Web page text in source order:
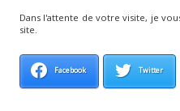
Dans l'attente de votre visite, je
site.
Facebook Twitter